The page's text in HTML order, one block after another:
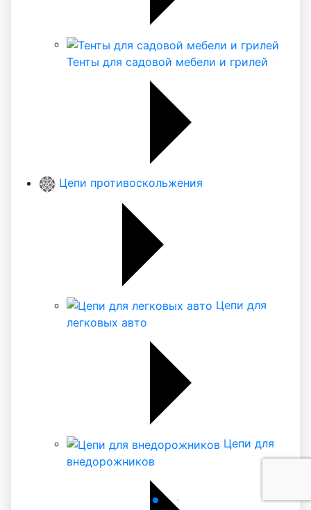
Тенты для садовой мебели и грилей
Цепи противоскольжения
Цепи для
легковых авто
Цепи для
внедорожников